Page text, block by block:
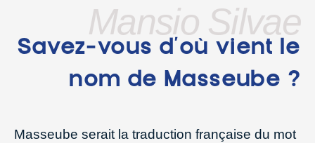
Mansio Silvae
Savez-vous d’où vient le
nom de Masseube ?
Masseube serait la traduction française du mot